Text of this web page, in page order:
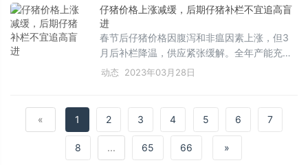
目增养或压栏，要做好防疫工作。农业农村部
将加强监测预警，稳定生猪产能，促进市场供
应平稳。
仔猪价格上涨减缓，后期仔猪补栏不宜追高盲
进
春节后仔猪价格因腹泻和非瘟因素上涨，但3
月后补栏降温，供应紧张缓解。全年产能充
足，猪价上涨空间有限，补栏需谨慎，400元/
整体市场稳定。
动态 2023年03月28日
« 1 2 3 4 5 6 7
8 ... 65 66 »